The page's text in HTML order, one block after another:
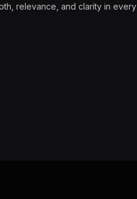
relevance, and clarity in every